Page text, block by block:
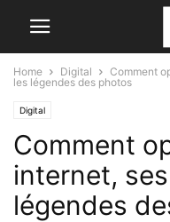
Home Digital
Comment
les légendes des photos
Digital
Comment
internet,
légendes